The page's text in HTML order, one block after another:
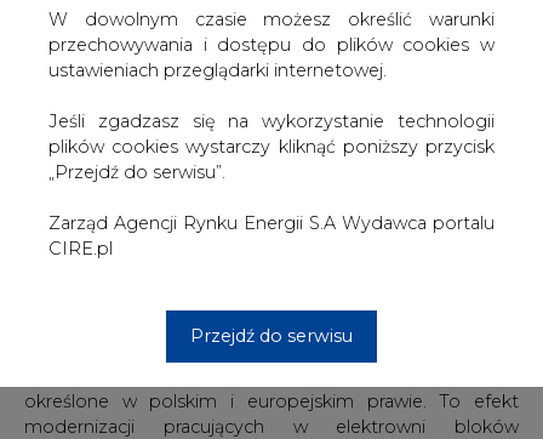
W dowolnym czasie możesz określić warunki
przechowywania i dostępu do plików cookies w
ustawieniach przeglądarki internetowej.
Jeśli zgadzasz się na wykorzystanie technologii
plików cookies wystarczy kliknąć poniższy przycisk
„Przejdź do serwisu”.
Zarząd Agencji Rynku Energii S.A Wydawca portalu
CIRE.pl
Przejdź do serwisu
modernizacyjno-odtworzeniowych w elektrowniach
konwencjonalnych PGE GiEK, które znacząco wpłynęły
na redukcję emisji i poprawę jakości powietrza w
Kolejne modernizacje prośrodowiskowe, w tym te
trwające obecnie w Elektrowni Turów, potwierdzają
nasze odpowiedzialne podejście do kwestii ochrony
bezpieczeństwa energetycznego Polski, jest priorytetem
w naszej codziennej działalności - podkreśla Robert
PGE GiEK podkreśla, że Elektrownia Turów z zapasem
określone w polskim i europejskim prawie. To efekt
modernizacji pracujących w elektrowni bloków